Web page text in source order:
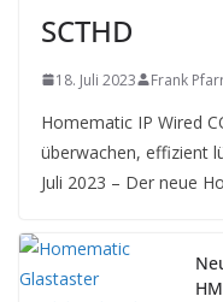
SCTHD
18. Juli 2023 Frank
Homematic IP Wired
überwachen, effizient
Juli 2023 – Der neue